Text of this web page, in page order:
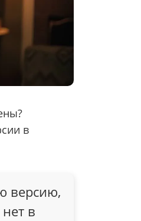
в
версию,
в